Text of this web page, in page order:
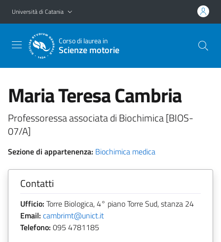
Vai al contenuto principale
Vai al menu di navigazione
Università di Catania
Corso di laurea in
Scienze motorie
Maria Teresa Cambria
Professoressa associata di Biochimica [BIOS-
07/A]
Sezione di appartenenza: Biochimica medica
Contatti
Ufficio: Torre Biologica, 4° piano Torre Sud, stanza 24
Email: cambrimt@unict.it
Telefono: 095 4781185